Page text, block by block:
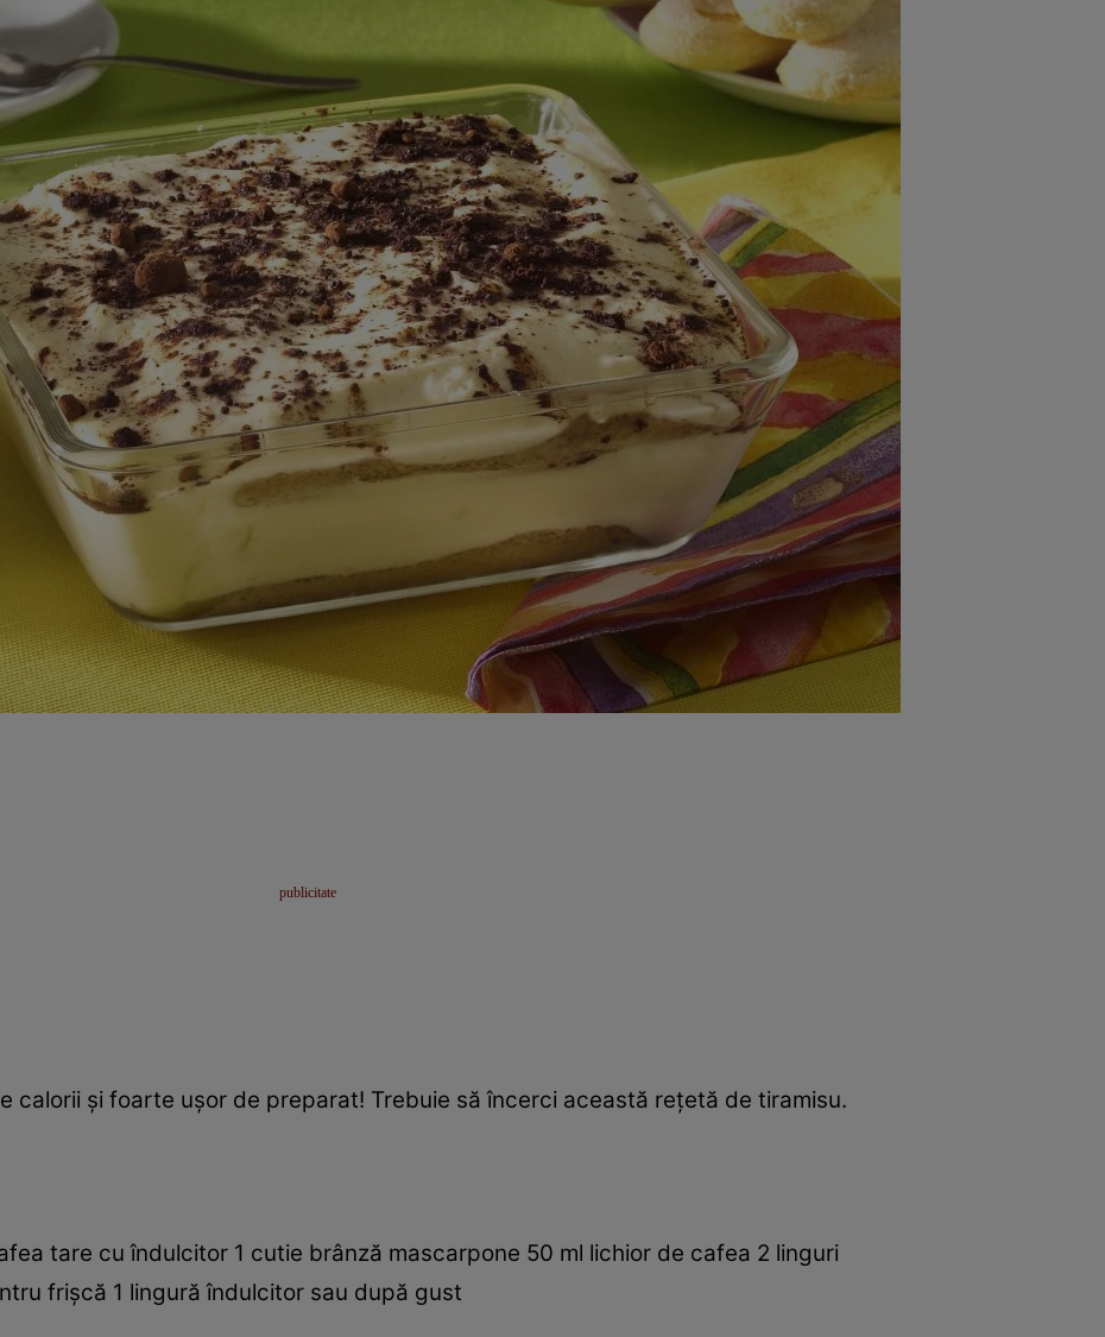
calorii şi foarte uşor de preparat! Trebuie să încerci această reţetă de tiramisu.
tare cu îndulcitor 1 cutie brânză mascarpone 50 ml lichior de cafea 2 linguri
frişcă 1 lingură îndulcitor sau după gust